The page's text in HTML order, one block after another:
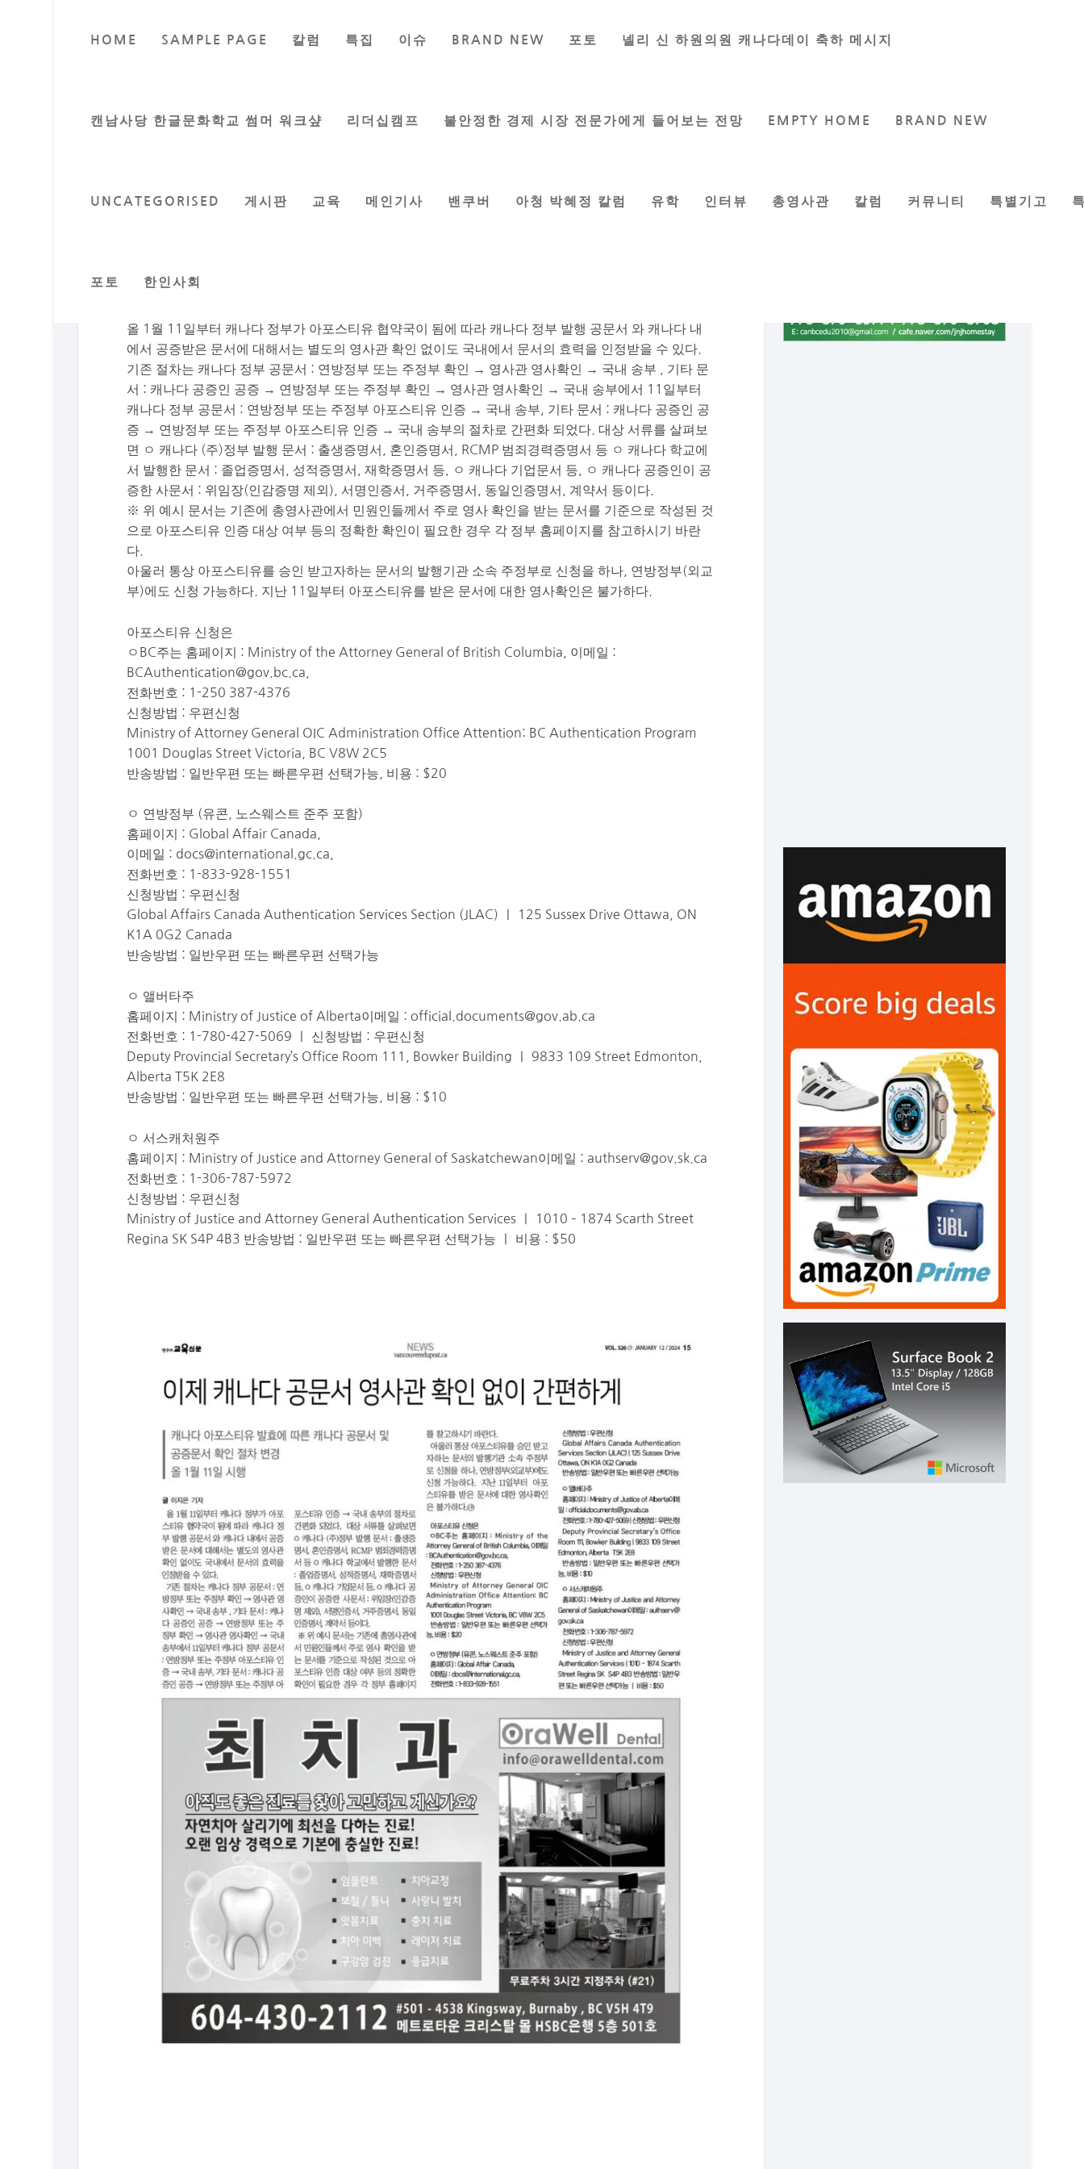
HOME SAMPLE PAGE 칼럼 특집 이슈 BRAND NEW 포토 넬리 신 하원의원 캐나다데이 축하 메시지
캔남사당 한글문화학교 썸머 워크샾 리더십캠프 불안정한 경제 시장 전문가에게 들어보는 전망 EMPTY HOME BRAND NEW
UNCATEGORISED 게시판 교육 메인기사 밴쿠버 아청 박혜정 칼럼 유학 인터뷰 총영사관 칼럼 커뮤니티 특별기고
포토 한인사회
Posted by 이지은 기자|Jan 10, 2024|밴쿠버,커뮤니티
캐나다 아포스티유 발효에 따른 캐나다 공문서 및
올 1월 11일부터 캐나다 정부가 아포스티유 협약국이 됨에 따라 캐나다 정부 발행 공문서 와 캐나다 내
에서 공증받은 문서에 대해서는 별도의 영사관 확인 없이도 국내에서 문서의 효력을 인정받을 수 있다.
기존 절차는 캐나다 정부 공문서 : 연방정부 또는 주정부 확인 → 영사관 영사확인 → 국내 송부 , 기타 문
서 : 캐나다 공증인 공증 → 연방정부 또는 주정부 확인 → 영사관 영사확인 → 국내 송부에서 11일부터
캐나다 정부 공문서 : 연방정부 또는 주정부 아포스티유 인증 → 국내 송부, 기타 문서 : 캐나다 공증인 공
증 → 연방정부 또는 주정부 아포스티유 인증 → 국내 송부의 절차로 간편화 되었다. 대상 서류를 살펴보
면 ㅇ 캐나다 (주)정부 발행 문서 : 출생증명서, 혼인증명서, RCMP 범죄경력증명서 등 ㅇ 캐나다 학교에
서 발행한 문서 : 졸업증명서, 성적증명서, 재학증명서 등, ㅇ 캐나다 기업문서 등, ㅇ 캐나다 공증인이 공
증한 사문서 : 위임장(인감증명 제외), 서명인증서, 거주증명서, 동일인증명서, 계약서 등이다.
※ 위 예시 문서는 기존에 총영사관에서 민원인들께서 주로 영사 확인을 받는 문서를 기준으로 작성된 것
으로 아포스티유 인증 대상 여부 등의 정확한 확인이 필요한 경우 각 정부 홈페이지를 참고하시기 바란
다.
아울러 통상 아포스티유를 승인 받고자하는 문서의 발행기관 소속 주정부로 신청을 하나, 연방정부(외교
부)에도 신청 가능하다. 지난 11일부터 아포스티유를 받은 문서에 대한 영사확인은 불가하다.
아포스티유 신청은
ㅇBC주는 홈페이지 : Ministry of the Attorney General of British Columbia, 이메일 :
BCAuthentication@gov.bc.ca
전화번호 : 1-250 387-4376
신청방법 : 우편신청
Ministry of Attorney General OIC Administration Office Attention: BC Authentication Program
1001 Douglas Street Victoria, BC V8W 2C5
반송방법 : 일반우편 또는 빠른우편 선택가능, 비용 : $20
ㅇ 연방정부 (유콘, 노스웨스트 준주 포함)
홈페이지 : Global Affair Canada,
이메일 : docs@international.gc.ca
전화번호 : 1-833-928-1551
신청방법 : 우편신청
Global Affairs Canada Authentication Services Section (JLAC) ㅣ 125 Sussex Drive Ottawa, ON
K1A 0G2 Canada
반송방법 : 일반우편 또는 빠른우편 선택가능
ㅇ 앨버타주
홈페이지 : Ministry of Justice of Alberta이메일 :official.documents@gov.ab.ca
전화번호 : 1-780-427-5069 ㅣ 신청방법 : 우편신청
Deputy Provincial Secretary’s Office Room 111, Bowker Building ㅣ 9833 109 Street Edmonton,
Alberta T5K 2E8
반송방법 : 일반우편 또는 빠른우편 선택가능, 비용 : $10
ㅇ 서스캐처원주
홈페이지 : Ministry of Justice and Attorney General of Saskatchewan이메일 :authserv@gov.sk.ca
전화번호 : 1-306-787-5972
신청방법 : 우편신청
Ministry of Justice and Attorney General Authentication Services ㅣ 1010 – 1874 Scarth Street
Regina SK S4P 4B3 반송방법 : 일반우편 또는 빠른우편 선택가능 ㅣ 비용 : $50